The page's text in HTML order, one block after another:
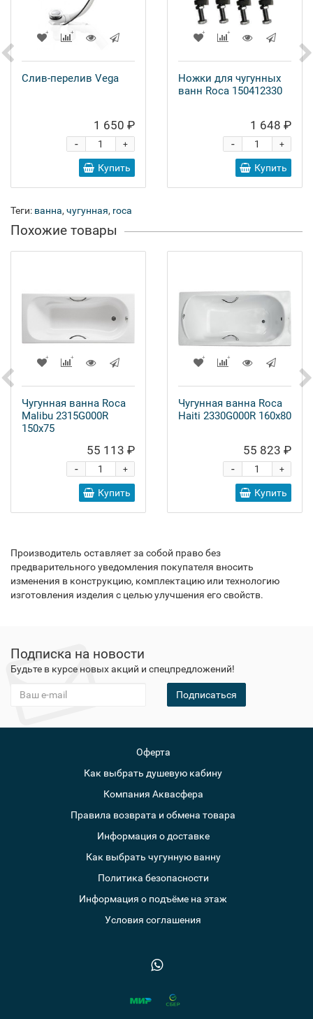
Слив-перелив Vega
1 650 ₽
+
-
Купить
Ножки для чугунных
ванн Roca 150412330
1 648 ₽
+
-
Купить
Теги: ванна, чугунная, roca
Похожие товары
Чугунная ванна Roca
Malibu 2315G000R
150x75
55 113 ₽
+
-
Купить
Чугунная ванна Roca
Haiti 2330G000R 160x80
55 823 ₽
+
-
Купить
Производитель оставляет за собой право без
предварительного уведомления покупателя вносить
изменения в конструкцию, комплектацию или технологию
изготовления изделия с целью улучшения его свойств.
Подписка на новости
Будьте в курсе новых акций и спецпредложений!
Подписаться
Оферта
Как выбрать душевую кабину
Компания Аквасфера
Правила возврата и обмена товара
Информация о доставке
Как выбрать чугунную ванну
Политика безопасности
Информация о подъёме на этаж
Условия соглашения